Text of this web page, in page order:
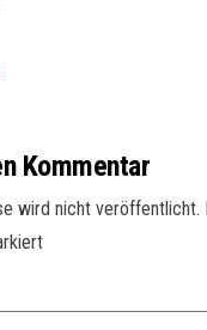
Kommentar
wird nicht veröffentlicht.